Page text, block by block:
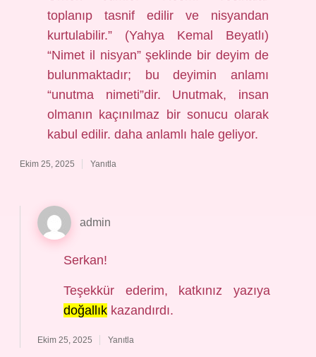
toplanıp tasnif edilir ve nisyandan
kurtulabilir.” (Yahya Kemal Beyatlı)
“Nimet il nisyan” şeklinde bir deyim de
bulunmaktadır; bu deyimin anlamı
“unutma nimeti”dir. Unutmak, insan
olmanın kaçınılmaz bir sonucu olarak
kabul edilir. daha anlamlı hale geliyor.
Ekim 25, 2025 Yanıtla
admin
Serkan!
Teşekkür ederim, katkınız yazıya
doğallıkkazandırdı.
Ekim 25, 2025 Yanıtla